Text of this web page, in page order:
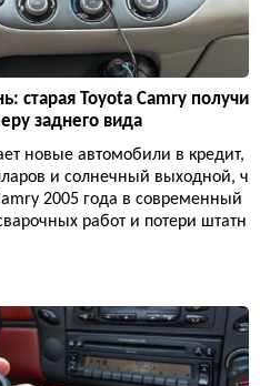
старая Toyota Camry получи
заднего вида
новые автомобили в кредит,
и солнечный выходной, ч
2005 года в современный
работ и потери штатн